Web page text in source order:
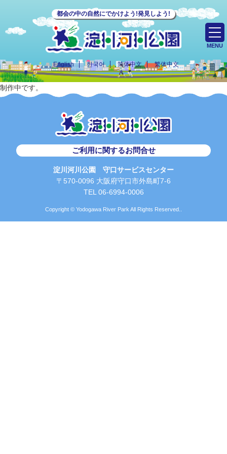
都会の中の自然にでかけよう!発見しよう!
English 한국어 简体中文 繁体中文
MENU
制作中です。
ご利用に関するお問合せ
淀川河川公園 守口サービスセンター
〒570-0096 大阪府守口市外島町7-6
TEL 06-6994-0006
Copyright © Yodogawa River Park All Rights Reserved..